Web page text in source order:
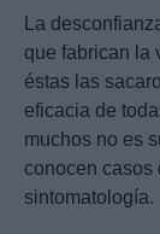
La
que fabrican la
éstas las
eficacia de
muchos no es
conocen casos
sintomatología.